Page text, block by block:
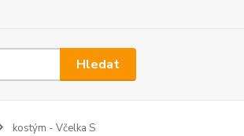
Hledat
kostým - Včelka S